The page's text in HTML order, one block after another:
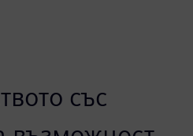
за
всички